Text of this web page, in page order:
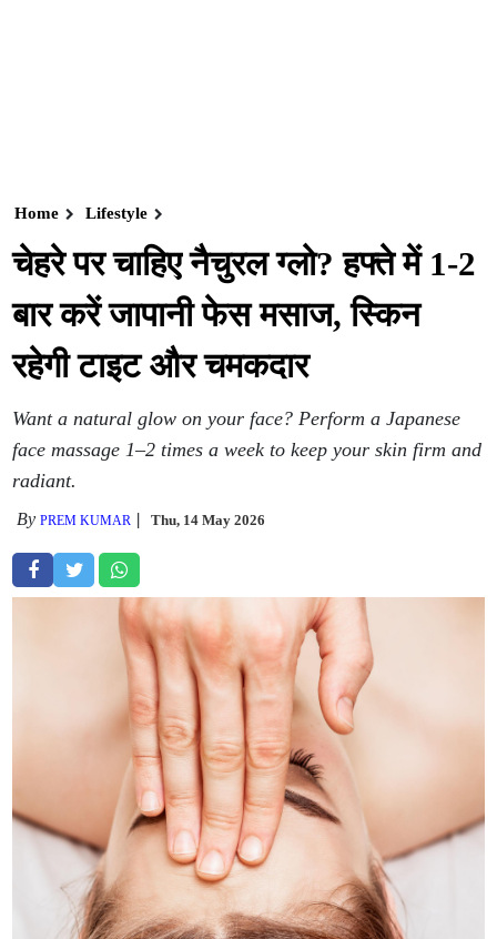
Home Lifestyle
चेहरे पर चाहिए नैचुरल ग्लो? हफ्ते में 1-2
बार करें जापानी फेस मसाज, स्किन
रहेगी टाइट और चमकदार
Want a natural glow on your face? Perform a Japanese
face massage 1–2 times a week to keep your skin firm and
radiant.
ByPREM KUMAR Thu, 14 May 2026